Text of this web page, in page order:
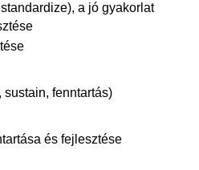
a jó gyakorlat
fenntartás)
és fejlesztése